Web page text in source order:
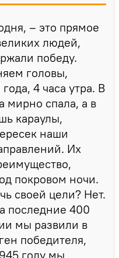
– это прямое
людей,
победу.
головы,
4 часа утра. В
мирно спала, а в
караулы,
наши
Их
покровом ночи.
своей цели? Нет.
последние 400
мы развили в
победителя,
году мы